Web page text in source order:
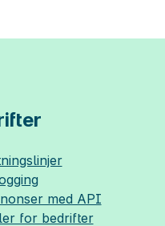
med API
for bedrifter